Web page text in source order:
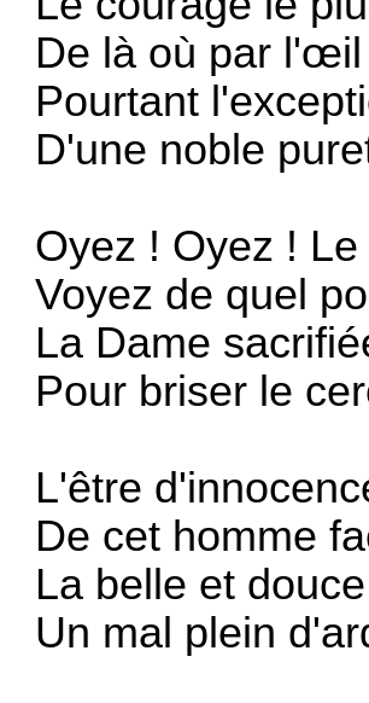
De là où par
Pourtant
D'une noble
Oyez ! Oyez !
Voyez de quel
La Dame
Pour briser le
L'être
De cet homme
La belle et
Un mal plein